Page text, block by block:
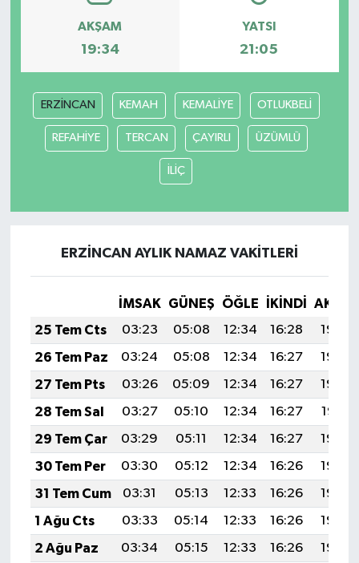
AKŞAM
19:34
YATSI
21:05
ERZİNCAN KEMAH KEMALİYE OTLUKBELİ
REFAHİYE TERCAN ÇAYIRLI ÜZÜMLÜ
İLİÇ
ERZİNCAN AYLIK NAMAZ VAKITLERI
İMSAK GÜNEŞ ÖĞLE İKINDI
25 Tem Cts
03:23 05:08 12:34 16:28
19:50
26 Tem Paz
03:24 05:08 12:34 16:27
19:49
27 Tem Pts
03:26 05:09 12:34 16:27
19:48
28 Tem Sal
03:27 05:10 12:34 16:27
19:47
29 Tem Çar
03:29 05:11 12:34 16:27
19:46
30 Tem Per
03:30 05:12 12:34 16:26
19:45
31 Tem Cum
03:31 05:13 12:33 16:26
19:44
1 Ağu Cts
03:33 05:14 12:33 16:26
19:43
2 Ağu Paz
03:34 05:15 12:33 16:26
19:42